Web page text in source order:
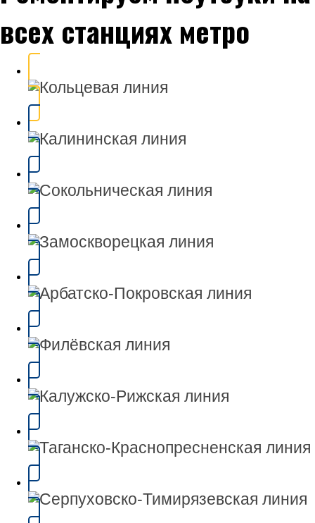
всех станциях метро